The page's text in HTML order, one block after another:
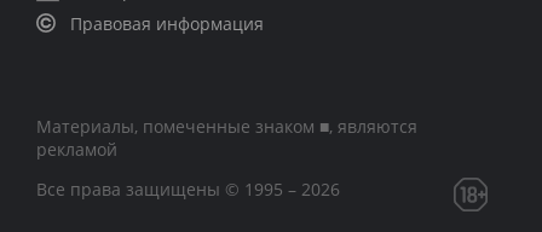
Правовая информация
Материалы, помеченные знаком ■, являются
рекламой
Все права защищены © 1995 – 2026